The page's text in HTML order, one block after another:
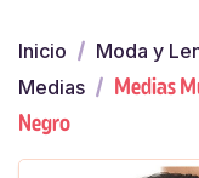
Inicio Moda y
Medias
Medias
Negro